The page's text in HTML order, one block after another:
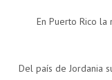
En Puerto Rico la
Del país de Jordania